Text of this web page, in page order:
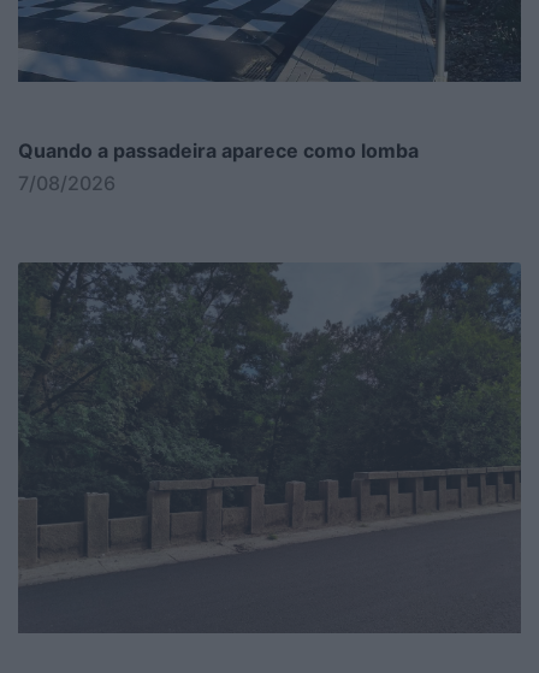
Quando a passadeira aparece como lomba
7/08/2026